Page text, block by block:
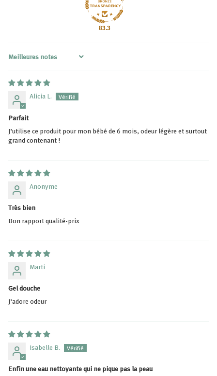
83.3
Sort by
Alicia L.
Parfait
J’utilise ce produit pour mon bébé de 6 mois, odeur légère et surtout
grand contenant !
Anonyme
Très bien
Bon rapport qualité-prix
Marti
Gel douche
J’adore odeur
Isabelle B.
Enfin une eau nettoyante qui ne pique pas la peau